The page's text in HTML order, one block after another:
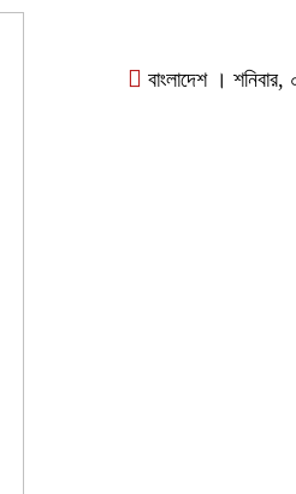
বাংলাদেশ ।